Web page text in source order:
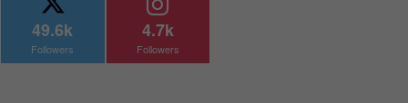
49.6k
Followers
4.7k
Followers